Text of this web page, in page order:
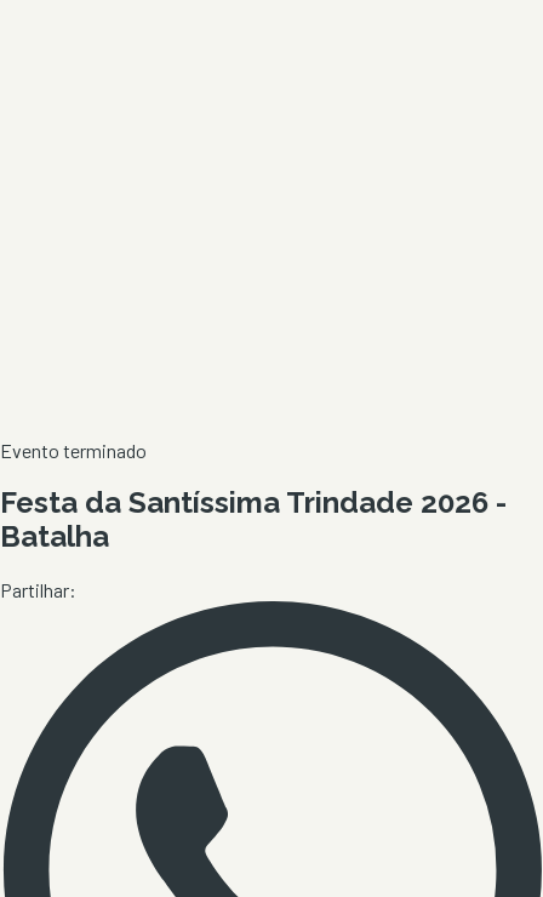
Evento terminado
Festa da Santíssima Trindade 2026 -
Batalha
Partilhar: